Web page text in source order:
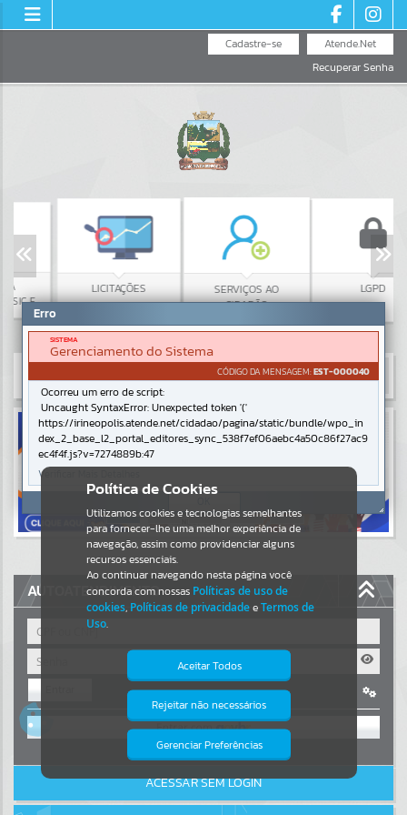
Atende.Net
Cadastre-se
Recuperar Senha
E
LICITAÇÕES
SERVIÇOS AO
CIDADÃO
LGPD
Resultados para""
Portais
Por favor, aguarde...
NOTÍCIAS
Por favor, aguarde...
Por favor, aguarde...
Por favor, aguarde...
AUTOATENDIMENTO
OU
Cadastre-se|Recuperar Senha
ACESSAR SEM LOGIN
Política de Cookies
Utilizamos cookies e tecnologias semelhantes
para fornecer-lhe uma melhor experiência de
navegação, assim como providenciar alguns
recursos essenciais.
Ao continuar navegando nesta página você
concorda com nossas Políticas de uso de
cookies, Políticas de privacidadeeTermos de
Uso.
Aceitar Todos
Rejeitar não necessários
Gerenciar Preferências
Isto significa que diversos recursos
providenciados poderão não estar
Erro
SISTEMA
Gerenciamento do Sistema
CÓDIGO DA MENSAGEM:EST-000040
Ocorreu um erro de script:
Uncaught SyntaxError: Unexpected token '('
https://irineopolis.atende.net/cidadao/pagina/static/bundle/wpo_in
dex_2_base_l2_portal_editores_sync_538f7ef06aebc4a50c86f27ac9
ec4f4f.js?v=7274889b:47
Verificar Mais Detalhes